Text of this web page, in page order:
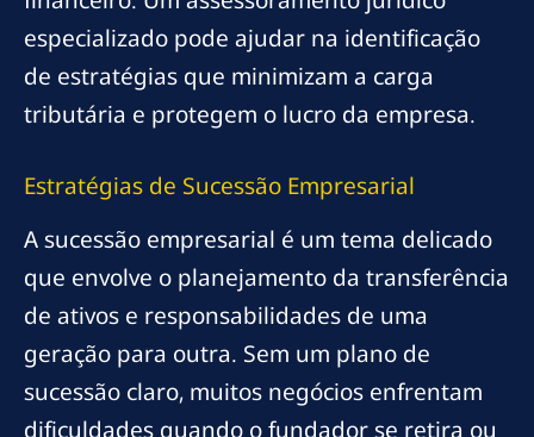
especializado pode ajudar na identificação
de estratégias que minimizam a carga
tributária e protegem o lucro da empresa.
Estratégias de Sucessão Empresarial
A sucessão empresarial é um tema delicado
que envolve o planejamento da transferência
de ativos e responsabilidades de uma
geração para outra. Sem um plano de
sucessão claro, muitos negócios enfrentam
dificuldades quando o fundador se retira ou